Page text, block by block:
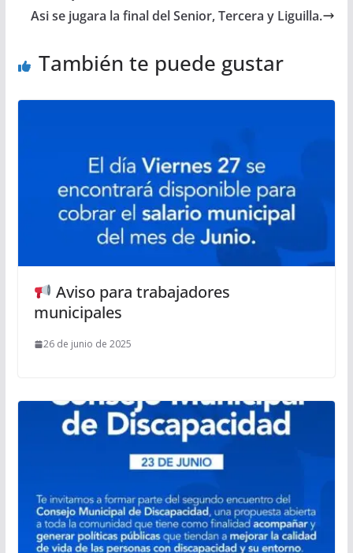
Asi se jugara la final del Senior, Tercera y Liguilla.
También te puede gustar
Aviso para trabajadores
municipales
26 de junio de 2025